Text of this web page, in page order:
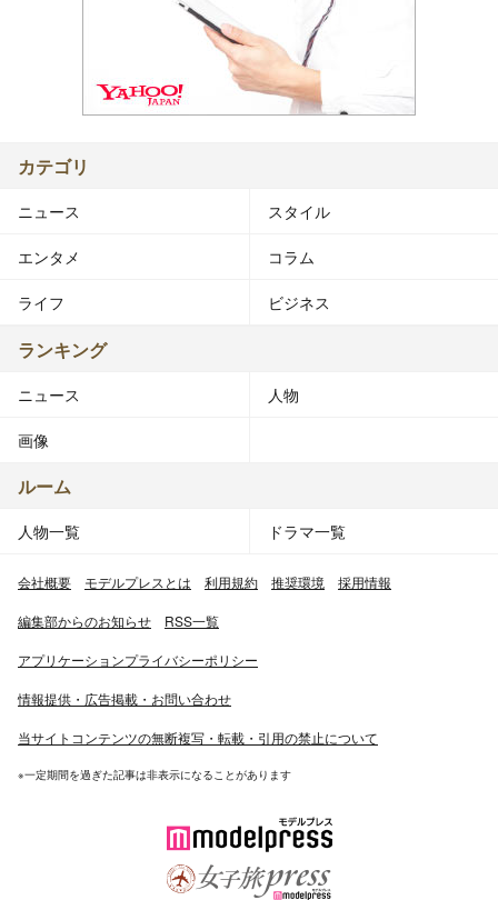
カテゴリ
ニュース スタイル
エンタメ コラム
ライフ ビジネス
ランキング
ニュース 人物
画像
ルーム
人物一覧 ドラマ一覧
会社概要 モデルプレスとは 利用規約 推奨環境 採用情報
編集部からのお知らせ RSS一覧
アプリケーションプライバシーポリシー
情報提供・広告掲載・お問い合わせ
当サイトコンテンツの無断複写・転載・引用の禁止について
※一定期間を過ぎた記事は非表示になることがあります